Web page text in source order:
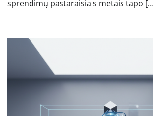
sprendimų pastaraisiais metais tapo